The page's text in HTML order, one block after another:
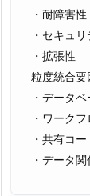
・耐障害性
・セキュリ
・拡張性
粒度統合要
・データ
・ワーク
・共有コー
・データ関